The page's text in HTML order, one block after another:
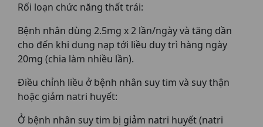
Rối loạn chức năng thất trái:
Bệnh nhân dùng 2.5mg x 2 lần/ngày và tăng dần
cho đến khi dung nạp tới liều duy trì hàng ngày
20mg (chia làm nhiều lần).
Điều chỉnh liều ở bệnh nhân suy tim và suy thận
hoặc giảm natri huyết:
Ở bệnh nhân suy tim bị giảm natri huyết (natri